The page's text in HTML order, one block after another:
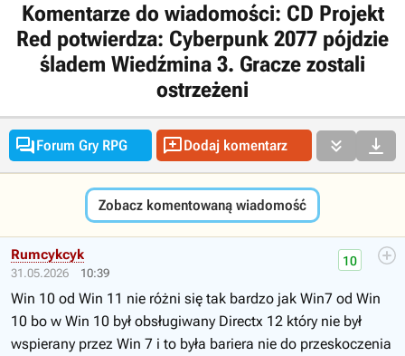
Komentarze do wiadomości: CD Projekt
Red potwierdza: Cyberpunk 2077 pójdzie
śladem Wiedźmina 3. Gracze zostali
ostrzeżeni
Forum Gry RPG Dodaj komentarz  
Zobacz komentowaną wiadomość
31.05.2026 10:39
10
Rumcykcyk
Win 10 od Win 11 nie różni się tak bardzo jak Win7 od Win
10 bo w Win 10 był obsługiwany Directx 12 który nie był
wspierany przez Win 7 i to była bariera nie do przeskoczenia